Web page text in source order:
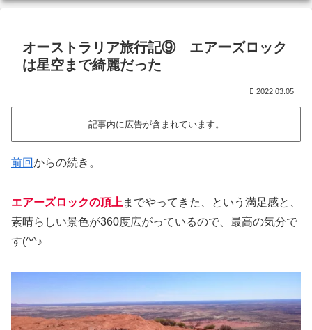
オーストラリア旅行記⑨ エアーズロック
は星空まで綺麗だった
2022.03.05
記事内に広告が含まれています。
前回からの続き。
エアーズロックの頂上 までやってきた、という満足感と、
素晴らしい景色が360度広がっているので、最高の気分で
す(^^♪